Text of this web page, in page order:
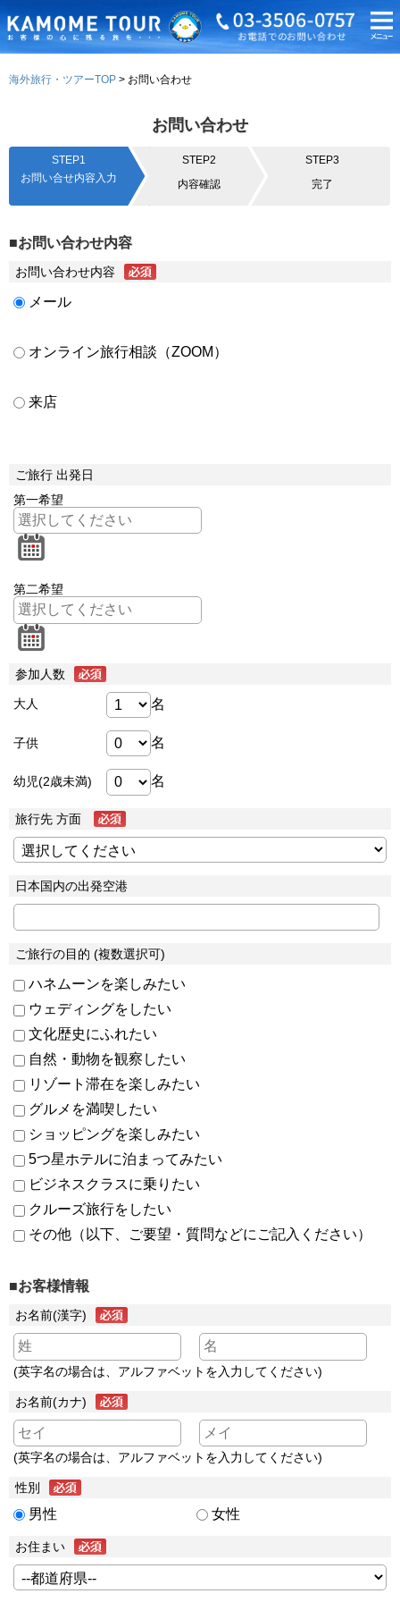
海外旅行・ツアーTOP お問い合わせ
お問い合わせ
STEP1
お問い合せ内容入力
STEP2
内容確認
STEP3
完了
■お問い合わせ内容
お問い合わせ内容
メール
オンライン旅行相談（ZOOM）
来店
ご旅行 出発日
第一希望
第二希望
参加人数
大人 名
子供 名
幼児(2歳未満) 名
旅行先 方面
日本国内の出発空港
ご旅行の目的 (複数選択可)
ハネムーンを楽しみたい
ウェディングをしたい
文化歴史にふれたい
自然・動物を観察したい
リゾート滞在を楽しみたい
グルメを満喫したい
ショッピングを楽しみたい
5つ星ホテルに泊まってみたい
ビジネスクラスに乗りたい
クルーズ旅行をしたい
その他（以下、ご要望・質問などにご記入ください）
■お客様情報
お名前(漢字)
(英字名の場合は、アルファベットを入力してください)
お名前(カナ)
(英字名の場合は、アルファベットを入力してください)
性別
男性 女性
お住まい